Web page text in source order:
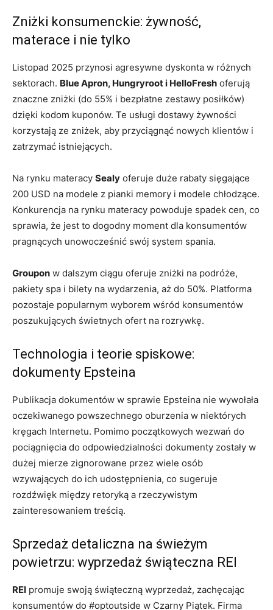
Zniżki konsumenckie: żywność,
materace i nie tylko
Listopad 2025 przynosi agresywne dyskonta w różnych
sektorach. Blue Apron, Hungryroot i HelloFresh oferują
znaczne zniżki (do 55% i bezpłatne zestawy posiłków)
dzięki kodom kuponów. Te usługi dostawy żywności
korzystają ze zniżek, aby przyciągnąć nowych klientów i
zatrzymać istniejących.
Na rynku materacy Sealy oferuje duże rabaty sięgające
200 USD na modele z pianki memory i modele chłodzące.
Konkurencja na rynku materacy powoduje spadek cen, co
sprawia, że ​​jest to dogodny moment dla konsumentów
pragnących unowocześnić swój system spania.
Groupon w dalszym ciągu oferuje zniżki na podróże,
pakiety spa i bilety na wydarzenia, aż do 50%. Platforma
pozostaje popularnym wyborem wśród konsumentów
poszukujących świetnych ofert na rozrywkę.
Technologia i teorie spiskowe:
dokumenty Epsteina
Publikacja dokumentów w sprawie Epsteina nie wywołała
oczekiwanego powszechnego oburzenia w niektórych
kręgach Internetu. Pomimo początkowych wezwań do
pociągnięcia do odpowiedzialności dokumenty zostały w
dużej mierze zignorowane przez wiele osób
wzywających do ich udostępnienia, co sugeruje
rozdźwięk między retoryką a rzeczywistym
zainteresowaniem treścią.
Sprzedaż detaliczna na świeżym
powietrzu: wyprzedaż świąteczna REI
REI promuje swoją świąteczną wyprzedaż, zachęcając
konsumentów do #optoutside w Czarny Piątek. Firma